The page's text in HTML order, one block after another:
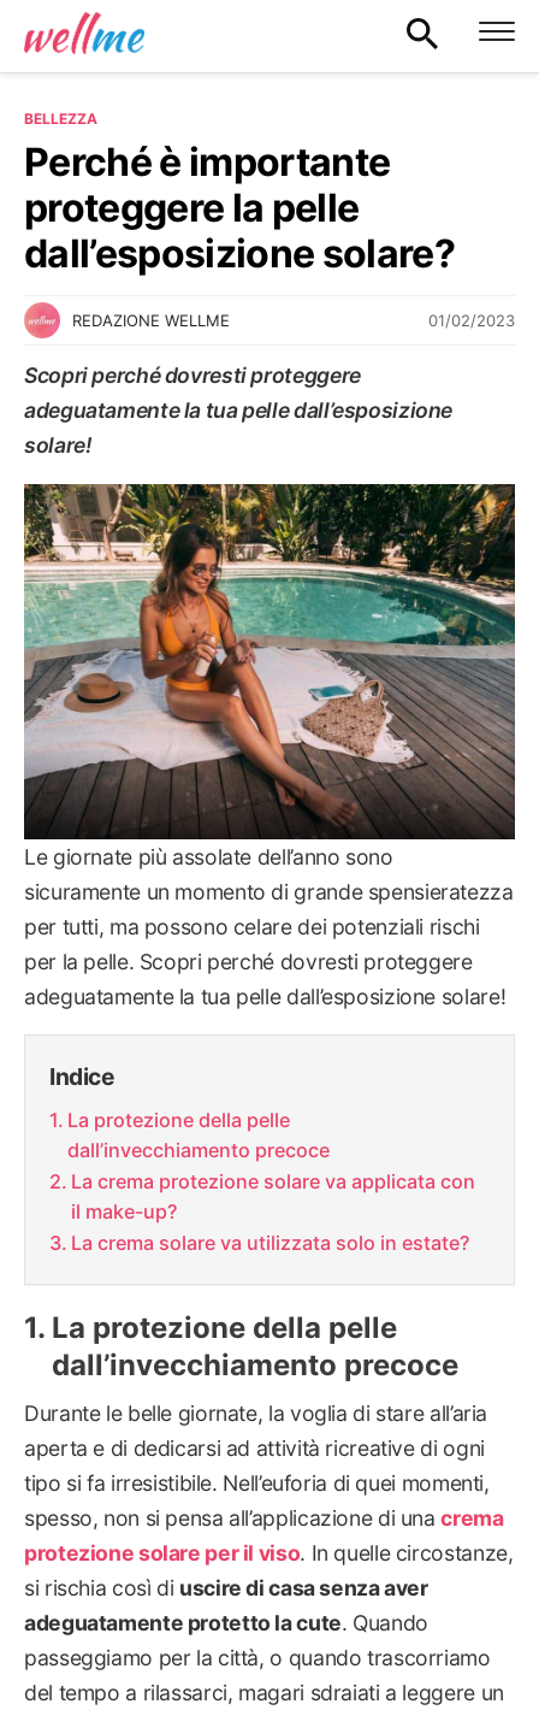
BELLEZZA
Perché è importante
proteggere la pelle
dall’esposizione solare?
REDAZIONE WELLME 01/02/2023
Scopri perché dovresti proteggere
adeguatamente la tua pelle dall’esposizione
solare!
BELLEZZA
Le giornate più assolate dell’anno sono
sicuramente un momento di grande spensieratezza
per tutti, ma possono celare dei potenziali rischi
per la pelle. Scopri perché dovresti proteggere
adeguatamente la tua pelle dall’esposizione solare!
Indice
La protezione della pelle
dall’invecchiamento precoce
La crema protezione solare va applicata con
il make-up?
La crema solare va utilizzata solo in estate?
La protezione della pelle
dall’invecchiamento precoce
Durante le belle giornate, la voglia di stare all’aria
aperta e di dedicarsi ad attività ricreative di ogni
tipo si fa irresistibile. Nell’euforia di quei momenti,
spesso, non si pensa all’applicazione di unacrema
protezione solare per il viso. In quelle circostanze,
si rischia così di uscire di casa senza aver
adeguatamente protetto la cute. Quando
passeggiamo per la città, o quando trascorriamo
del tempo a rilassarci, magari sdraiati a leggere un